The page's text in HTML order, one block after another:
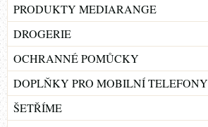
PRODUKTY MEDIARANGE
DROGERIE
OCHRANNÉ POMŮCKY
DOPLŇKY PRO MOBILNÍ TELEFONY
ŠETŘÍME